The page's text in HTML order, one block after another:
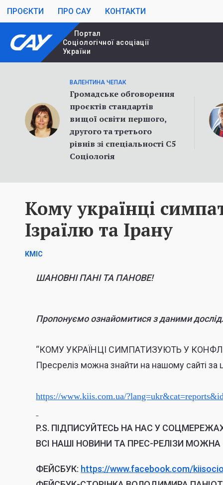
ПРОЄКТИ ПРО САУ КОНТАКТИ
Портал
Cоціологічної асоціації
України
ВАЛЕНТИНА ЧЕПАК
Громадське обговорення
проєктів стандартів
вищої освіти першого,
другого та третього
рівнів зі спеціальності С5
Соціологія
Кому українці
Ізраїлю та Ірану
КМІС
ШАНОВНІ ПАНІ ТА ПАНОВЕ!
Пропонуємо ознайомитися з даними
“КОМУ УКРАЇНЦІ СИМПАТИЗУЮТЬ У
Пресреліз можна знайти на нашому сайті
https://www.kiis.com.ua/
P.S. ПІДПИСУЙТЕСЬ НА НАС У
ВСІ НАШІ НОВИНИ ТА ПРЕС-РЕЛІЗИ
ФЕЙСБУК: https://www.facebook.com/